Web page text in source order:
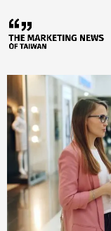
至
主
容